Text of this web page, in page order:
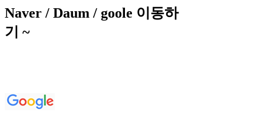
Naver / Daum / goole 이동하
기 ~